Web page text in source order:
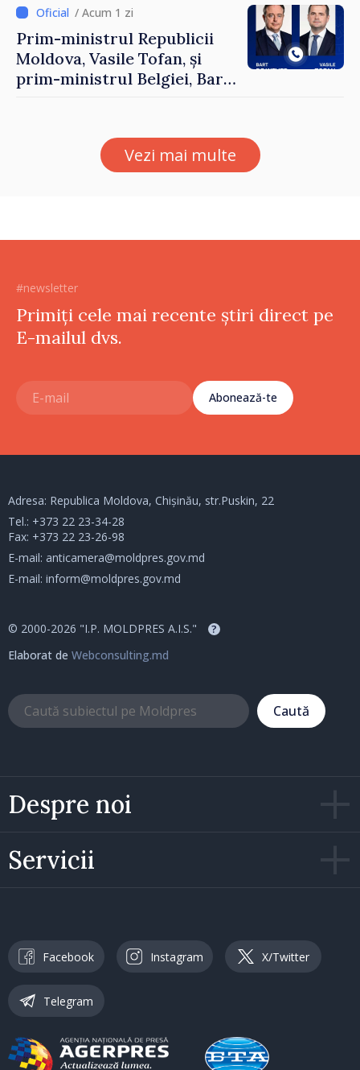
/ Acum 1 zi
Prim-ministrul Republicii
Moldova, Vasile Tofan, și
prim-ministrul Belgiei, Bart
al Republicii Moldova.
Vezi mai multe
#newsletter
Primiți cele mai recente știri direct pe
E-mailul dvs.
Abonează-te
Despre noi
Servicii
Adresa: Republica Moldova, Chișinău, str.Puskin, 22
Tel.: +373 22 23-34-28
Fax: +373 22 23-26-98
E-mail: anticamera@moldpres.gov.md
E-mail: inform@moldpres.gov.md
© 2000-2026 "I.P. MOLDPRES A.I.S." ?
Elaborat de Webconsulting.md
Caută
Facebook Instagram X/Twitter
Telegram